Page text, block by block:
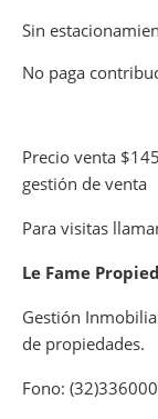
Sin
No paga
Precio venta
gestión de venta
Para visitas
Le Fame
Gestión
de propiedades.
Fono: